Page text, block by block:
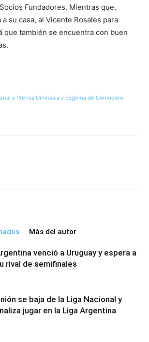
Fundadores. Mientras que,
su casa, al Vicente Rosales para
que también se encuentra con buen
y Prensa Gimnasia y Esgrima de Comodoro
Más del autor
venció a Uruguay y espera a
rival de semifinales
se baja de la Liga Nacional y
jugar en la Liga Argentina